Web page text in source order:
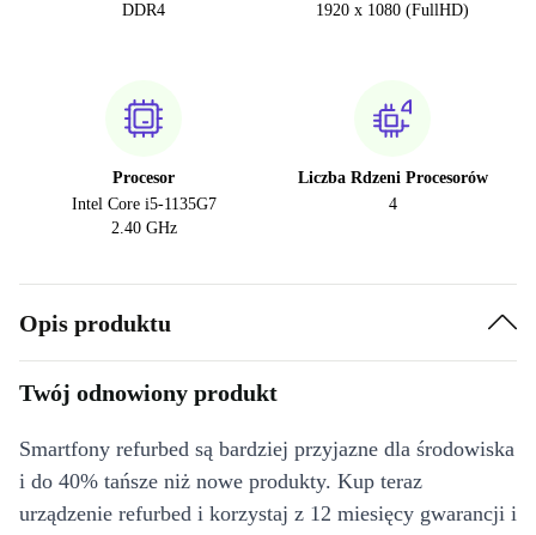
DDR4
1920 x 1080 (FullHD)
Procesor
Intel Core i5-1135G7
2.40 GHz
Liczba Rdzeni Procesorów
4
Opis produktu
Twój odnowiony produkt
Smartfony refurbed są bardziej przyjazne dla środowiska
i do 40% tańsze niż nowe produkty. Kup teraz
urządzenie refurbed i korzystaj z 12 miesięcy gwarancji i